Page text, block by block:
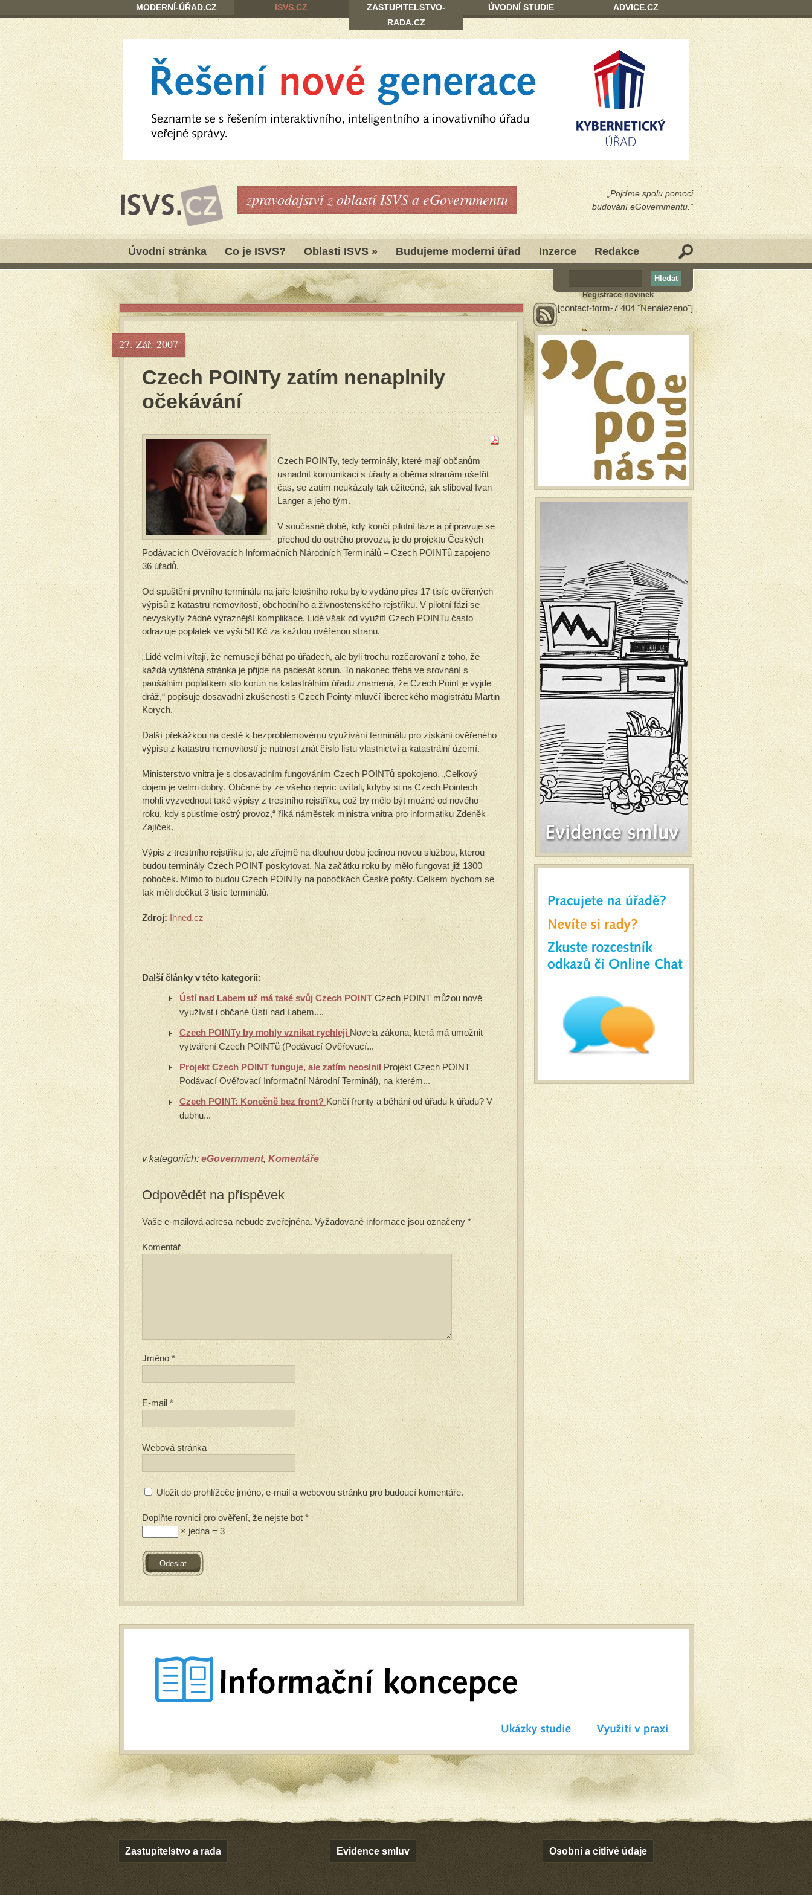
„Pojďme spolu pomoci
budování eGovernmentu.”
zpravodajství z oblastí ISVS a eGovernmentu
Úvodní stránka Co je ISVS? Oblasti ISVS » Budujeme moderní úřad Inzerce Redakce
27. Zář. 2007
Czech POINTy zatím nenaplnily
očekávání
Czech POINTy, tedy terminály, které mají občanům
usnadnit komunikaci s úřady a oběma stranám ušetřit
čas, se zatím neukázaly tak užitečné, jak sliboval Ivan
Langer a jeho tým.
V současné době, kdy končí pilotní fáze a připravuje se
přechod do ostrého provozu, je do projektu Českých
Podávacích Ověřovacích Informačních Národních Terminálů – Czech POINTů zapojeno
36 úřadů.
Od spuštění prvního terminálu na jaře letošního roku bylo vydáno přes 17 tisíc ověřených
výpisů z katastru nemovitostí, obchodního a živnostenského rejstříku. V pilotní fázi se
nevyskytly žádné výraznější komplikace. Lidé však od využití Czech POINTu často
odrazuje poplatek ve výši 50 Kč za každou ověřenou stranu.
„Lidé velmi vítají, že nemusejí běhat po úřadech, ale byli trochu rozčarovaní z toho, že
každá vytištěná stránka je přijde na padesát korun. To nakonec třeba ve srovnání s
paušálním poplatkem sto korun na katastrálním úřadu znamená, že Czech Point je vyjde
dráž,“ popisuje dosavadní zkušenosti s Czech Pointy mluvčí libereckého magistrátu Martin
Korych.
Další překážkou na cestě k bezproblémovému využívání terminálu pro získání ověřeného
výpisu z katastru nemovitostí je nutnost znát číslo listu vlastnictví a katastrální území.
Ministerstvo vnitra je s dosavadním fungováním Czech POINTů spokojeno. „Celkový
dojem je velmi dobrý. Občané by ze všeho nejvíc uvítali, kdyby si na Czech Pointech
mohli vyzvednout také výpisy z trestního rejstříku, což by mělo být možné od nového
roku, kdy spustíme ostrý provoz,“ říká náměstek ministra vnitra pro informatiku Zdeněk
Zajíček.
Výpis z trestního rejstříku je, ale zřejmě na dlouhou dobu jedinou novou službou, kterou
budou terminály Czech POINT poskytovat. Na začátku roku by mělo fungovat již 1300
poboček. Mimo to budou Czech POINTy na pobočkách České pošty. Celkem bychom se
tak měli dočkat 3 tisíc terminálů.
Zdroj: Ihned.cz
Další články v této kategorii:
Ústí nad Labem už má také svůj Czech POINT Czech POINT můžou nově
využívat i občané Ústí nad Labem....
Czech POINTy by mohly vznikat rychleji Novela zákona, která má umožnit
vytváření Czech POINTů (Podávací Ověřovací...
Projekt Czech POINT funguje, ale zatím neoslnil Projekt Czech POINT
Podávací Ověřovací Informační Národní Terminál), na kterém...
Czech POINT: Konečně bez front? Končí fronty a běhání od úřadu k úřadu? V
dubnu...
v kategoriích: eGovernment, Komentáře
Odpovědět na příspěvek
Vaše e-mailová adresa nebude zveřejněna. Vyžadované informace jsou označeny*
Komentář
Jméno *
E-mail *
Webová stránka
Uložit do prohlížeče jméno, e-mail a webovou stránku pro budoucí komentáře.
Doplňte rovnici pro ověření, že nejste bot *
× jedna = 3
Registrace novinek
[contact-form-7 404 "Nenalezeno"]
Zastupitelstvo a rada Evidence smluv Osobní a citlivé údaje
MODERNÍ-ÚŘAD.CZ ISVS.CZ
ZASTUPITELSTVO-
RADA.CZ
ÚVODNÍ STUDIE ADVICE.CZ